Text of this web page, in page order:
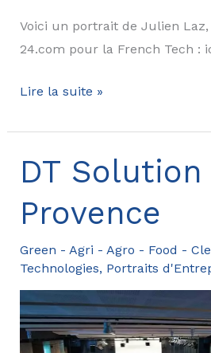
Voici un portrait de Julien
24.com pour la French Tech :
Interview
LAZ
pour
la
French
Tech
Grande
Provence
Lire la suite »
DT
Provence
Green - Agri - Agro - Food -
Technologies, Portraits